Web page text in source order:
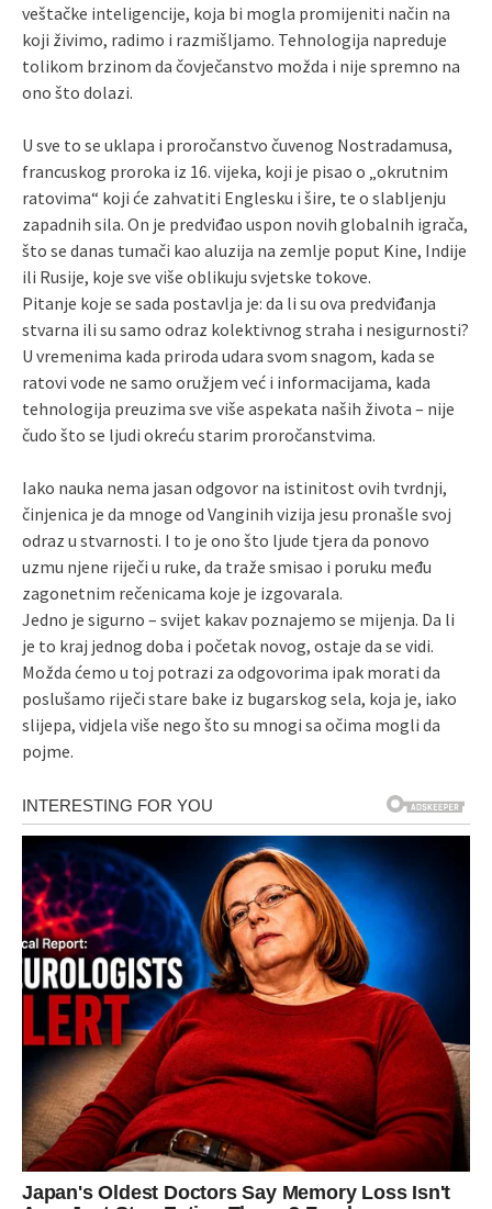
veštačke inteligencije, koja bi mogla promijeniti način na
koji živimo, radimo i razmišljamo. Tehnologija napreduje
tolikom brzinom da čovječanstvo možda i nije spremno na
ono što dolazi.
U sve to se uklapa i proročanstvo čuvenog Nostradamusa,
francuskog proroka iz 16. vijeka, koji je pisao o „okrutnim
ratovima“ koji će zahvatiti Englesku i šire, te o slabljenju
zapadnih sila. On je predviđao uspon novih globalnih igrača,
što se danas tumači kao aluzija na zemlje poput Kine, Indije
ili Rusije, koje sve više oblikuju svjetske tokove.
Pitanje koje se sada postavlja je: da li su ova predviđanja
stvarna ili su samo odraz kolektivnog straha i nesigurnosti?
U vremenima kada priroda udara svom snagom, kada se
ratovi vode ne samo oružjem već i informacijama, kada
tehnologija preuzima sve više aspekata naših života – nije
čudo što se ljudi okreću starim proročanstvima.
Iako nauka nema jasan odgovor na istinitost ovih tvrdnji,
činjenica je da mnoge od Vanginih vizija jesu pronašle svoj
odraz u stvarnosti. I to je ono što ljude tjera da ponovo
uzmu njene riječi u ruke, da traže smisao i poruku među
zagonetnim rečenicama koje je izgovarala.
Jedno je sigurno – svijet kakav poznajemo se mijenja. Da li
je to kraj jednog doba i početak novog, ostaje da se vidi.
Možda ćemo u toj potrazi za odgovorima ipak morati da
poslušamo riječi stare bake iz bugarskog sela, koja je, iako
slijepa, vidjela više nego što su mnogi sa očima mogli da
pojme.